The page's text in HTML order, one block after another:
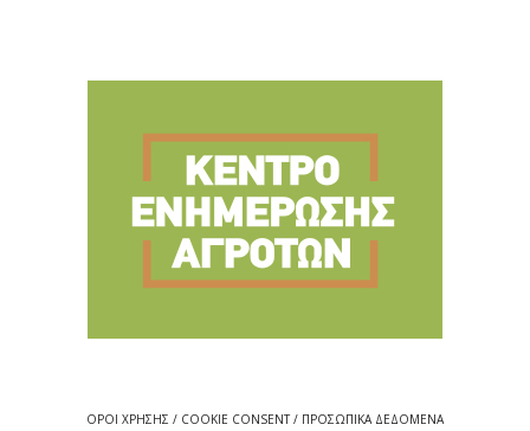
ΟΡΟΙ ΧΡΗΣΗΣ / COOKIE CONSENT / ΠΡΟΣΩΠΙΚΑ ΔΕΔΟΜΕΝΑ